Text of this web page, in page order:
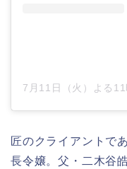
7月11日（火）よる
匠のクライアントで
長令嬢。父・二木谷